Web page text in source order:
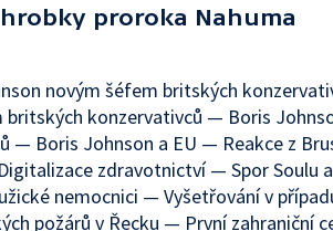
proroka Nahuma
novým šéfem britských
britských konzervativců — Boris
— Boris Johnson a EU — Reakce z
zdravotnictví — Spor Soulu
nemocnici — Vyšetřování v
požárů v Řecku — První zahraniční